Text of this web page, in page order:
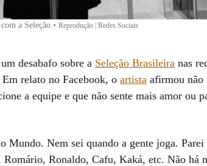
a Seleção • Reprodução | Redes Sociais
desabafo sobre a Seleção Brasileira nas
relato no Facebook, o artista afirmou não
a equipe e que não sente mais amor ou
Mundo. Nem sei quando a gente joga. Parei
Ronaldo, Cafu, Kaká, etc. Não há